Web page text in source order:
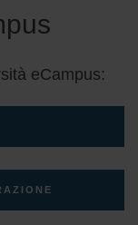
eCampus: